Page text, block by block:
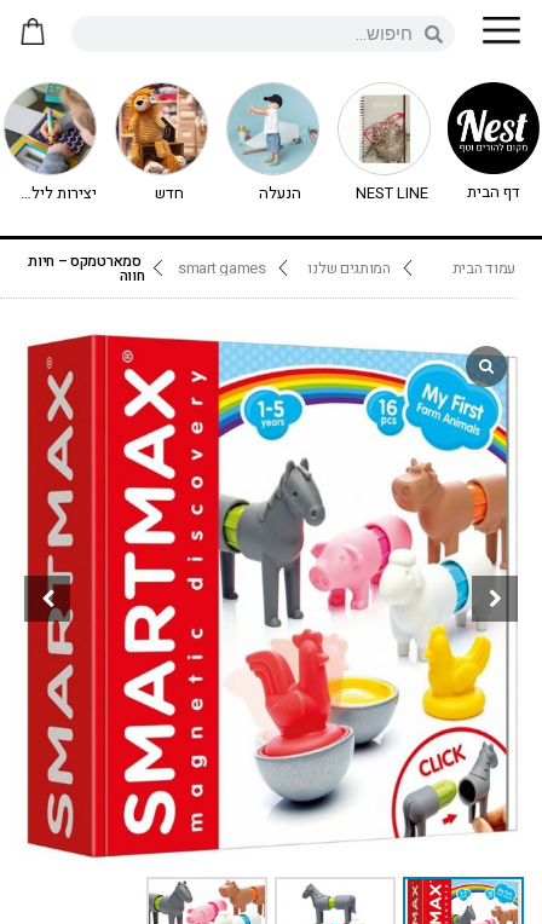
דף הבית NEST LINE הנעלה חדש יצירות לילדים - יצירה לילדים
עמוד הבית המותגים שלנו smart games סמארטמקס – חיות
חווה